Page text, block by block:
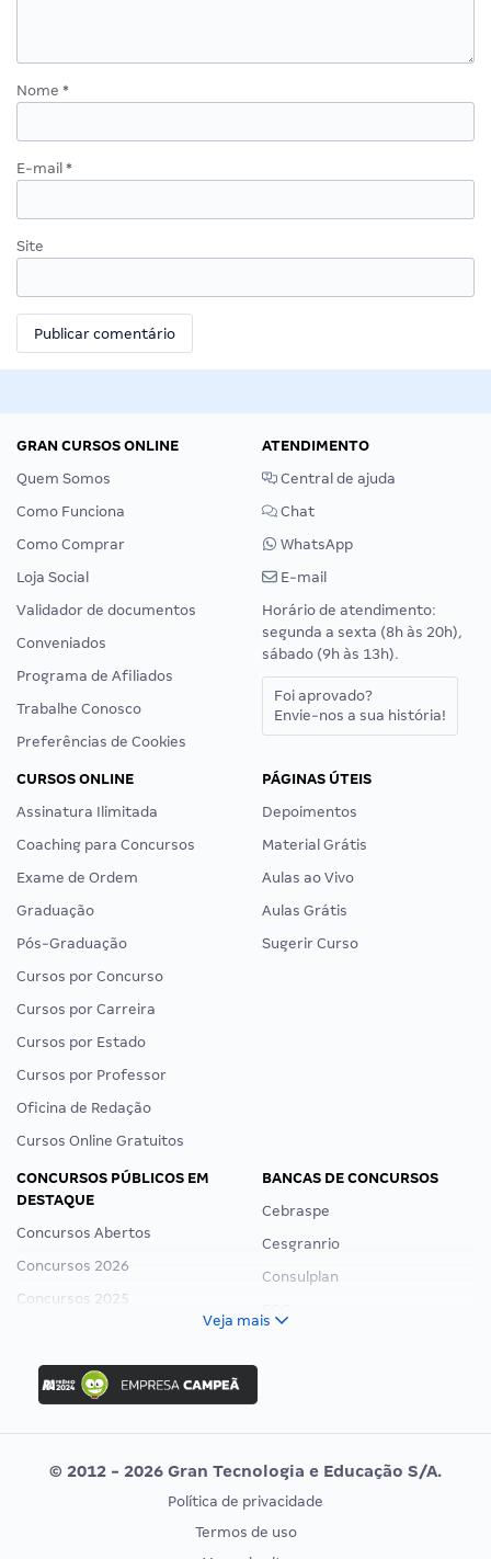
Nome *
E-mail *
Site
GRAN CURSOS ONLINE
Quem Somos
Como Funciona
Como Comprar
Loja Social
Validador de documentos
Conveniados
Programa de Afiliados
Trabalhe Conosco
Preferências de Cookies
ATENDIMENTO
Central de ajuda
Chat
WhatsApp
E-mail
Horário de atendimento:
segunda a sexta (8h às 20h),
sábado (9h às 13h).
Foi aprovado?
Envie-nos a sua história!
CURSOS ONLINE
Assinatura Ilimitada
Coaching para Concursos
Exame de Ordem
Graduação
Pós-Graduação
Cursos por Concurso
Cursos por Carreira
Cursos por Estado
Cursos por Professor
Oficina de Redação
Cursos Online Gratuitos
PÁGINAS ÚTEIS
Depoimentos
Material Grátis
Aulas ao Vivo
Aulas Grátis
Sugerir Curso
CONCURSOS PÚBLICOS EM
DESTAQUE
Concursos Abertos
Concursos 2026
Concursos 2025
Concurso Ibama
Concurso MPU
Editais publicados
BANCAS DE CONCURSOS
Cebraspe
Cesgranrio
Consulplan
Vunesp
CONCURSOS POR PROFISSÃO
EXAME DE ORDEM
Veja mais
© 2012 - 2026 Gran Tecnologia e Educação S/A.
Política de privacidade
Termos de uso